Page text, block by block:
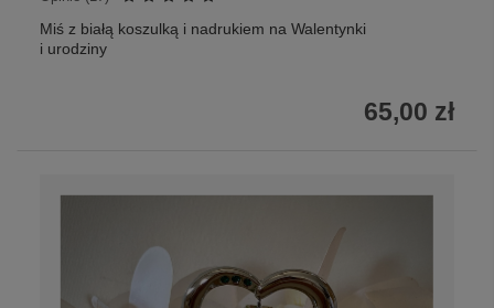
Miś z białą koszulką i nadrukiem na Walentynki
i urodziny
65,00 zł